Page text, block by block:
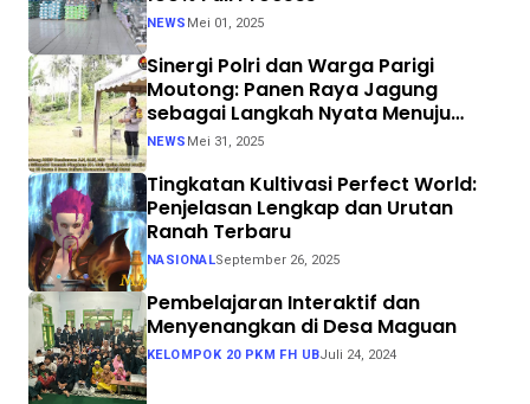
NEWS Mei 01, 2025
Sinergi Polri dan Warga Parigi
Moutong: Panen Raya Jagung
sebagai Langkah Nyata Menuju
Swasembada Pangan
NEWS Mei 31, 2025
Tingkatan Kultivasi Perfect World:
Penjelasan Lengkap dan Urutan
Ranah Terbaru
NASIONALSeptember 26, 2025
Pembelajaran Interaktif dan
Menyenangkan di Desa Maguan
KELOMPOK 20 PKM FH UBJuli 24, 2024